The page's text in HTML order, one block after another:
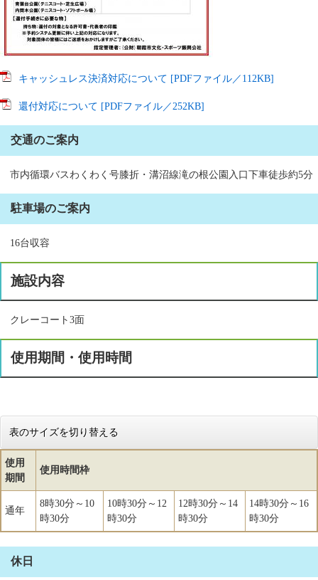
キャッシュレス決済対応について [PDFファイル／112KB]
還付対応について [PDFファイル／252KB]
交通のご案内
市内循環バスわくわく号膝折・溝沼線滝の根公園入口下車徒歩約5分
駐車場のご案内
16台収容
施設内容
クレーコート3面
使用期間・使用時間
表のサイズを切り替える
使用
期間
使用時間枠
通年
8時30分～10
時30分
10時30分～12
時30分
12時30分～14
時30分
14時30分～16
時30分
休日